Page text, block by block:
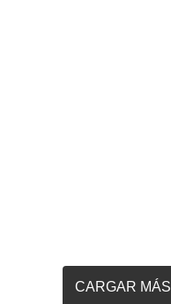
CARGAR MÁS